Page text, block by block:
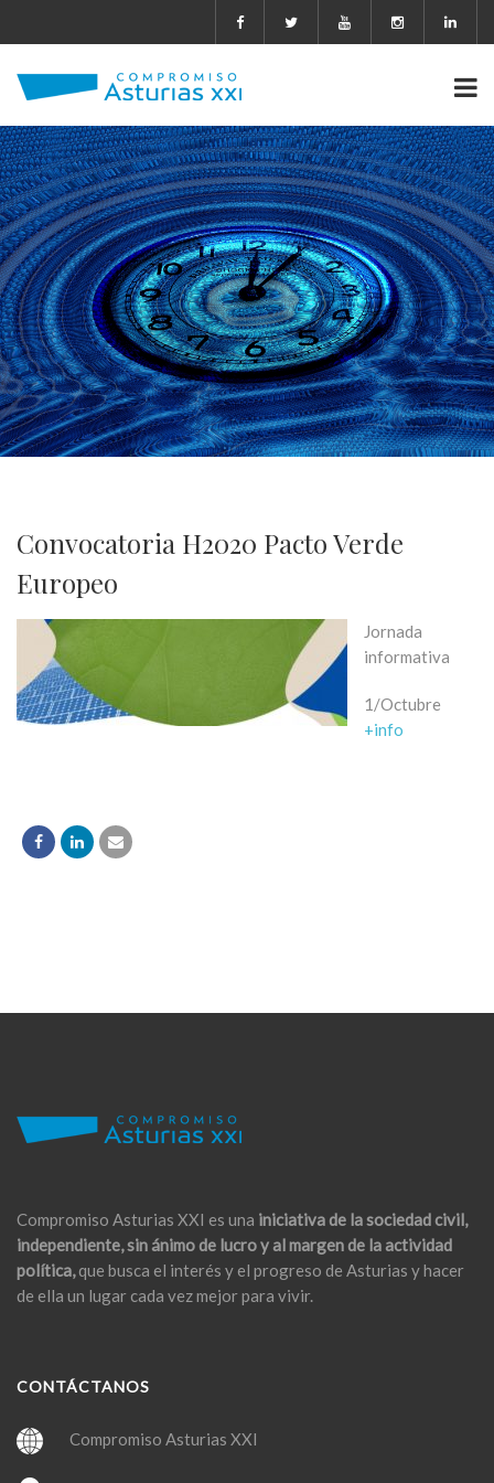
Convocatoria H2020 Pacto Verde
Europeo
Jornada
informativa
1/Octubre
+info
Compromiso Asturias XXI es una iniciativa de la sociedad civil,
independiente, sin ánimo de lucro y al margen de la actividad
política,que busca el interés y el progreso de Asturias y hacer
de ella un lugar cada vez mejor para vivir.
CONTÁCTANOS
Compromiso Asturias XXI